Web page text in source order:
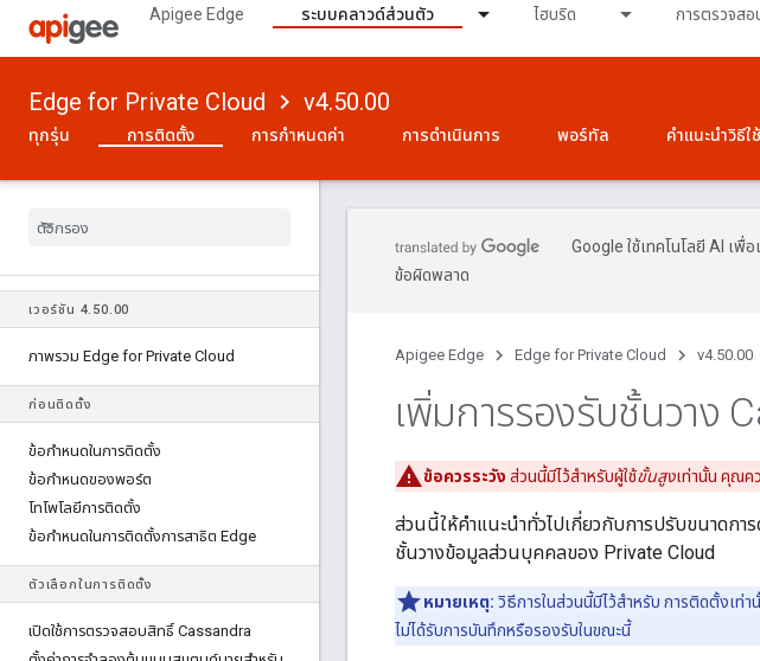
Apigee Edge ระบบคลาวด์ส่วนตัว ไฮบริด การตรวจสอ
Edge for Private Cloud v4.50.00
ทุกรุ่น การติดตั้ง การกำหนดค่า การดำเนินการ พอร์ทัล คำแนะนำวิธีใช้
เวอร์ชัน 4. 50.00
ภาพรวม Edge for Private Cloud
ก่อนติดตั้ง
ข้อกําหนดในการติดตั้ง
ข้อกําหนดของพอร์ต
โทโพโลยีการติดตั้ง
ข้อกําหนดในการติดตั้งการสาธิต Edge
ตัวเลือกในการติดตั้ง
เปิดใช้การตรวจสอบสิทธิ์ Cassandra
Google ใช้เทคโนโลยี AI เ
ข้อผิดพลาด
Apigee Edge Edge for Private Cloud v4.50.00
เพิ่มการรองรับชั้นวาง
ข้อควรระวัง ส่วนนี้มีไว้สำหรับผู้ใช้ขั้นสูงเท่านั้น คุณค
ส่วนนี้ให้คำแนะนำทั่วไปเกี่ยวกับการปรับขนาดกา
ชั้นวางข้อมูลส่วนบุคคลของ Private Cloud
หมายเหตุ: วิธีการในส่วนนี้มีไว้สำหรับ การติดตั้งเท่
ไม่ได้รับการบันทึกหรือรองรับในขณะนี้